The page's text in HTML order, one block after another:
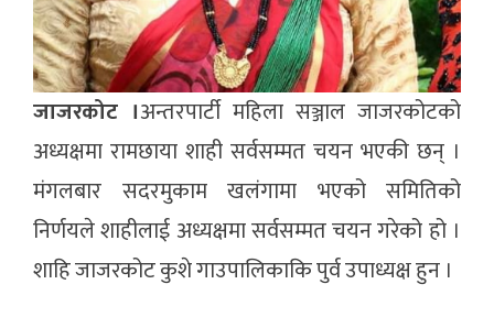
जाजरकोट ।अन्तरपार्टी महिला सञ्जाल जाजरकोटको
अध्यक्षमा रामछाया शाही सर्वसम्मत चयन भएकी छन् ।
मंगलबार सदरमुकाम खलंगामा भएको समितिको
निर्णयले शाहीलाई अध्यक्षमा सर्वसम्मत चयन गरेको हो ।
शाहि जाजरकोट कुशे गाउपालिकाकि पुर्व उपाध्यक्ष हुन ।